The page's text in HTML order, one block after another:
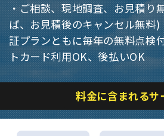
・ご相談、現地調査、お見積り
ば、お見積後のキャンセル無料)
証プランともに毎年の無料点検
トカード利用OK、後払いOK
料金に含まれるサ